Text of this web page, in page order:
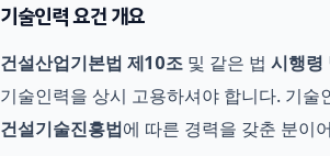
기술인력 요건 개요
건설산업기본법 제10조및 같은 법 시행령
기술인력을 상시 고용하셔야 합니다. 기술
건설기술진흥법에 따른 경력을 갖춘 분이